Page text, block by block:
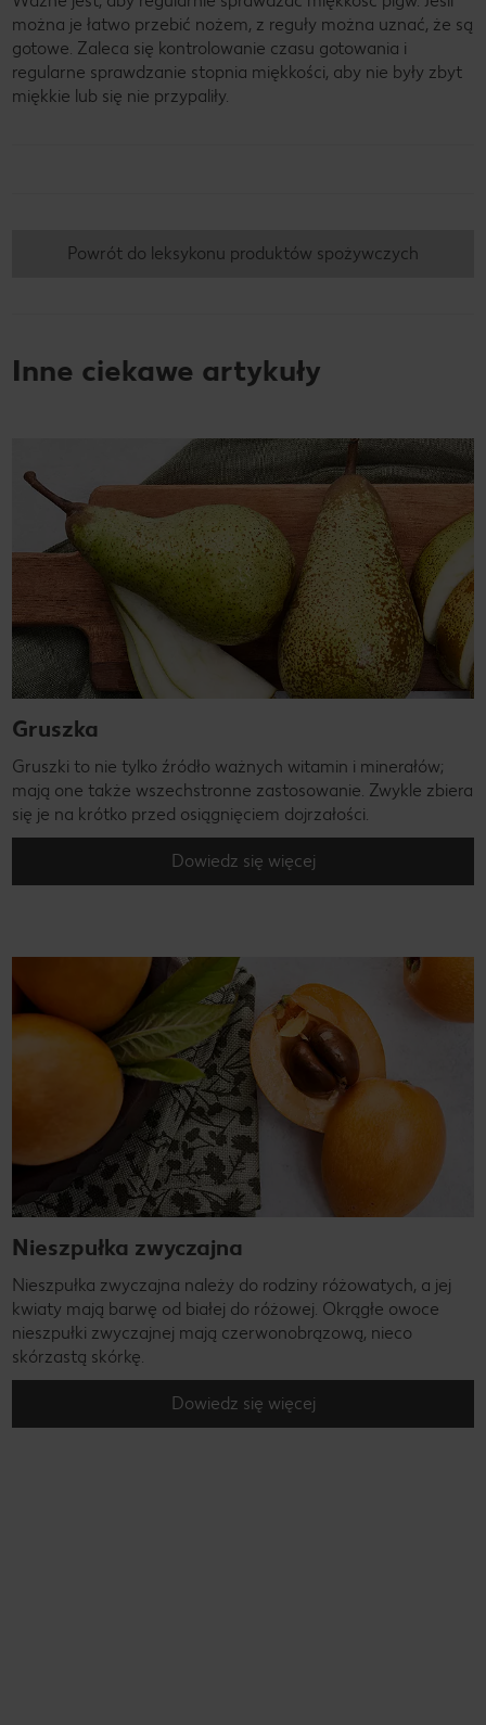
można je łatwo przebić nożem, z reguły można uznać, że są
gotowe. Zaleca się kontrolowanie czasu gotowania i
regularne sprawdzanie stopnia miękkości, aby nie były zbyt
miękkie lub się nie przypaliły.
Powrót do leksykonu produktów spożywczych
Inne ciekawe artykuły
Gruszka
Gruszki to nie tylko źródło ważnych witamin i minerałów;
mają one także wszechstronne zastosowanie. Zwykle zbiera
się je na krótko przed osiągnięciem dojrzałości.
Dowiedz się więcej
Nieszpułka zwyczajna
Nieszpułka zwyczajna należy do rodziny różowatych, a jej
kwiaty mają barwę od białej do różowej. Okrągłe owoce
nieszpułki zwyczajnej mają czerwonobrązową, nieco
skórzastą skórkę.
Dowiedz się więcej